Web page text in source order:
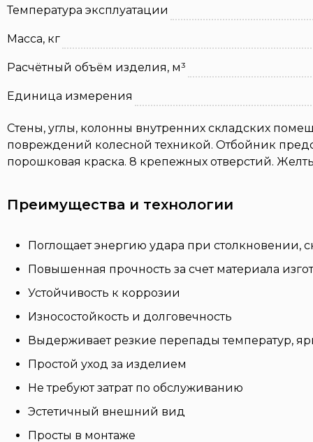
Температура эксплуатации
Масса, кг
Расчётный объём изделия, м³
Единица измерения
Стены, углы, колонны внутренних складских
повреждений колесной техникой. Отбойник
порошковая краска. 8 крепежных отверстий.
Преимущества и технологии
Поглощает энергию удара при столкновении,
Повышенная прочность за счет материала
Устойчивость к коррозии
Износостойкость и долговечность
Выдерживает резкие перепады температур,
Простой уход за изделием
Не требуют затрат по обслуживанию
Эстетичный внешний вид
Просты в монтаже